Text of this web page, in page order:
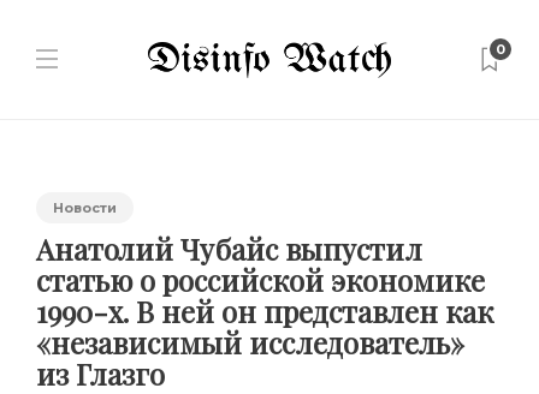
0
Новости
Анатолий Чубайс выпустил
статью о российской экономике
1990-х. В ней он представлен как
«независимый исследователь»
из Глазго